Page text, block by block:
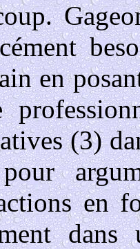
en
(3)
en